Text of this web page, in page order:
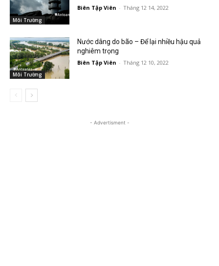
Môi Trường
Biên Tập Viên - Tháng 12 14, 2022
Môi Trường
Nước dâng do bão – Để lại nhiều hậu quả
nghiêm trọng
Biên Tập Viên - Tháng 12 10, 2022
- Advertisment -